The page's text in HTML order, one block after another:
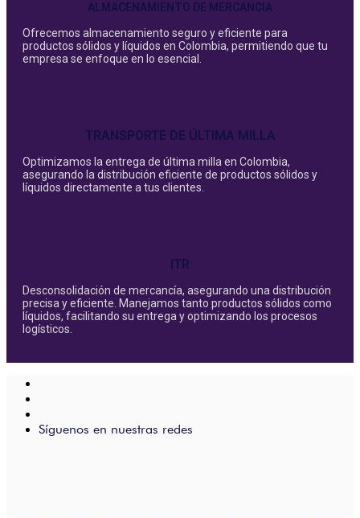
ALMACENAMIENTO DE MERCANCIA
Ofrecemos almacenamiento seguro y eficiente para
productos sólidos y líquidos en Colombia, permitiendo que tu
empresa se enfoque en lo esencial.
TRANSPORTE DE ÚLTIMA MILLA
Optimizamos la entrega de última milla en Colombia,
asegurando la distribución eficiente de productos sólidos y
líquidos directamente a tus clientes.
ITR
Desconsolidación de mercancía, asegurando una distribución
precisa y eficiente. Manejamos tanto productos sólidos como
líquidos, facilitando su entrega y optimizando los procesos
logísticos.
Síguenos en nuestras redes